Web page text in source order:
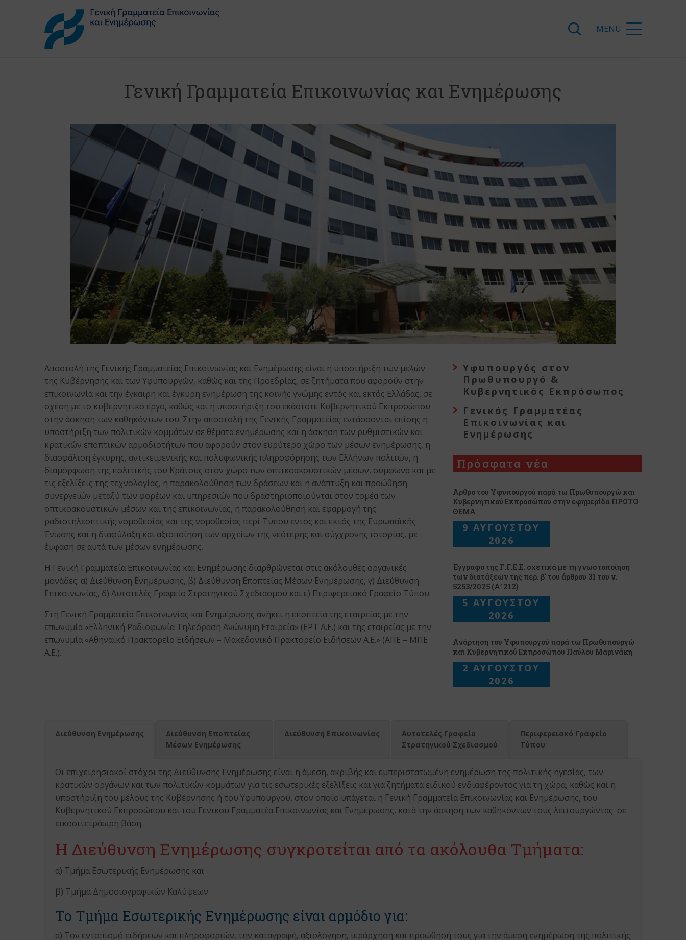
Γενική Γραμματεία Επικοινωνίας και Ενημέρωσης
Αποστολή της Γενικής Γραμματείας Επικοινωνίας και Ενημέρωσης είναι η υποστήριξη των μελών
της Κυβέρνησης και των Υφυπουργών, καθώς και της Προεδρίας, σε ζητήματα που αφορούν στην
επικοινωνία και την έγκαιρη και έγκυρη ενημέρωση της κοινής γνώμης εντός και εκτός Ελλάδας, σε
σχέση με το κυβερνητικό έργο, καθώς και η υποστήριξη του εκάστοτε Κυβερνητικού Εκπροσώπου
στην άσκηση των καθηκόντων του. Στην αποστολή της Γενικής Γραμματείας εντάσσονται επίσης η
υποστήριξη των πολιτικών κομμάτων σε θέματα ενημέρωσης και η άσκηση των ρυθμιστικών και
κρατικών εποπτικών αρμοδιοτήτων που αφορούν στον ευρύτερο χώρο των μέσων ενημέρωσης, η
διασφάλιση έγκυρης, αντικειμενικής και πολυφωνικής πληροφόρησης των Ελλήνων πολιτών, η
διαμόρφωση της πολιτικής του Κράτους στον χώρο των οπτικοακουστικών μέσων, σύμφωνα και με
τις εξελίξεις της τεχνολογίας, η παρακολούθηση των δράσεων και η ανάπτυξη και προώθηση
συνεργειών μεταξύ των φορέων και υπηρεσιών που δραστηριοποιούνται στον τομέα των
οπτικοακουστικών μέσων και της επικοινωνίας, η παρακολούθηση και εφαρμογή της
ραδιοτηλεοπτικής νομοθεσίας και της νομοθεσίας περί Τύπου εντός και εκτός της Ευρωπαϊκής
Ένωσης και η διαφύλαξη και αξιοποίηση των αρχείων της νεότερης και σύγχρονης ιστορίας, με
έμφαση σε αυτά των μέσων ενημέρωσης.
Η Γενική Γραμματεία Επικοινωνίας και Ενημέρωσης διαρθρώνεται στις ακόλουθες οργανικές
μονάδες: α) Διεύθυνση Ενημέρωσης, β) Διεύθυνση Εποπτείας Μέσων Ενημέρωσης, γ) Διεύθυνση
Επικοινωνίας, δ) Αυτοτελές Γραφείο Στρατηγικού Σχεδιασμού και ε) Περιφερειακό Γραφείο Τύπου.
Στη Γενική Γραμματεία Επικοινωνίας και Ενημέρωσης ανήκει η εποπτεία της εταιρείας με την
επωνυμία «Ελληνική Ραδιοφωνία Τηλεόραση Ανώνυμη Εταιρεία» (ΕΡΤ Α.Ε.) και της εταιρείας με την
επωνυμία «Αθηναϊκό Πρακτορείο Ειδήσεων – Μακεδονικό Πρακτορείο Ειδήσεων Α.Ε.» (ΑΠΕ – ΜΠΕ
Α.Ε.).
Υφυπουργός στον
Πρωθυπουργό &
Κυβερνητικός Εκπρόσωπος
Γενικός Γραμματέας
Επικοινωνίας και
Ενημέρωσης
Πρόσφατα νέα
Άρθρο του Υφυπουργού παρά τω Πρωθυπουργώ και
Κυβερνητικού Εκπροσώπου στην εφημερίδα ΠΡΩΤΟ
ΘΕΜΑ
9 ΑΥΓΟΥΣΤΟΥ
2026
Έγγραφο της Γ.Γ.Ε.Ε. σχετικά με τη γνωστοποίηση
των διατάξεων της περ. β΄ του άρθρου 31 του ν.
5253/2025 (Α’ 212)
5 ΑΥΓΟΥΣΤΟΥ
2026
Ανάρτηση του Υφυπουργού παρά τω Πρωθυπουργώ
και Κυβερνητικού Εκπροσώπου Παύλου Μαρινάκη
2 ΑΥΓΟΥΣΤΟΥ
2026
Διεύθυνση Ενημέρωσης
Διεύθυνση Εποπτείας
Μέσων Ενημέρωσης
Διεύθυνση Επικοινωνίας
Αυτοτελές Γραφείο
Στρατηγικού Σχεδιασμού
Περιφερειακό Γραφείο
Τύπου
Οι επιχειρησιακοί στόχοι της Διεύθυνσης Ενημέρωσης είναι η άμεση, ακριβής και εμπεριστατωμένη ενημέρωση της πολιτικής ηγεσίας, των
κρατικών οργάνων και των πολιτικών κομμάτων για τις εσωτερικές εξελίξεις και για ζητήματα ειδικού ενδιαφέροντος για τη χώρα, καθώς και η
υποστήριξη του μέλους της Κυβέρνησης ή του Υφυπουργού, στον οποίο υπάγεται η Γενική Γραμματεία Επικοινωνίας και Ενημέρωσης, του
Κυβερνητικού Εκπροσώπου και του Γενικού Γραμματέα Επικοινωνίας και Ενημέρωσης, κατά την άσκηση των καθηκόντων τους λειτουργώντας σε
εικοσιτετράωρη βάση.
Η Διεύθυνση Ενημέρωσης συγκροτείται από τα ακόλουθα Τμήματα:
α) Τμήμα Εσωτερικής Ενημέρωσης και
β) Τμήμα Δημοσιογραφικών Καλύψεων.
Το Τμήμα Εσωτερικής Ενημέρωσης είναι αρμόδιο για:
α) Τον εντοπισμό ειδήσεων και πληροφοριών, την καταγραφή, αξιολόγηση, ιεράρχηση και προώθησή τους για την άμεση ενημέρωση της πολιτικής